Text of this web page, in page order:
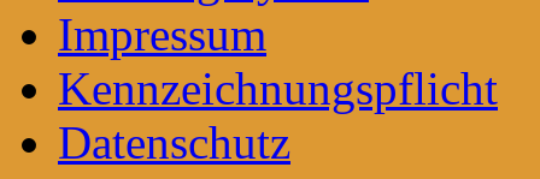
Impressum
Kennzeichnungspflicht
Datenschutz